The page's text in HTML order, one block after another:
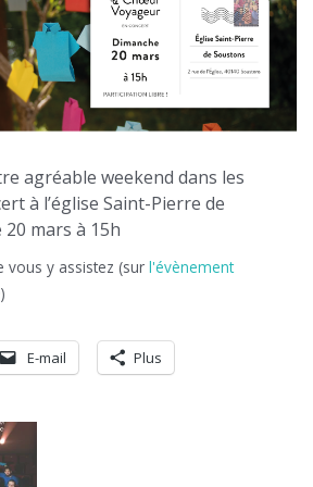
agréable weekend dans les
à l’église Saint-Pierre de
mars à 15h
vous y assistez (sur l'évènement
E-mail Plus